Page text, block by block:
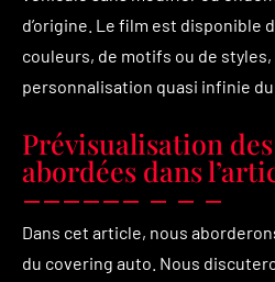
d’origine. Le film est disponible
couleurs, de motifs ou de
personnalisation quasi infinie du
Prévisualisation
abordées dans
Dans cet article, nous
du covering auto. Nous